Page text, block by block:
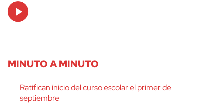
Audio
Player
MINUTO A MINUTO
Ratifican inicio del curso escolar el primer de
septiembre